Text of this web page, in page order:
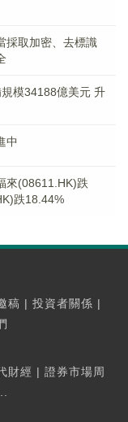
採取加密、去標識
模34188億美元 升
中
來(08611.HK)跌
跌18.44%
稿 | 投資者關係 |
財經 | 證券市場周